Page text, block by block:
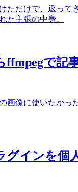
ただけで、返っ
た主張の中身。
で記
画像に使いたか
グインを個